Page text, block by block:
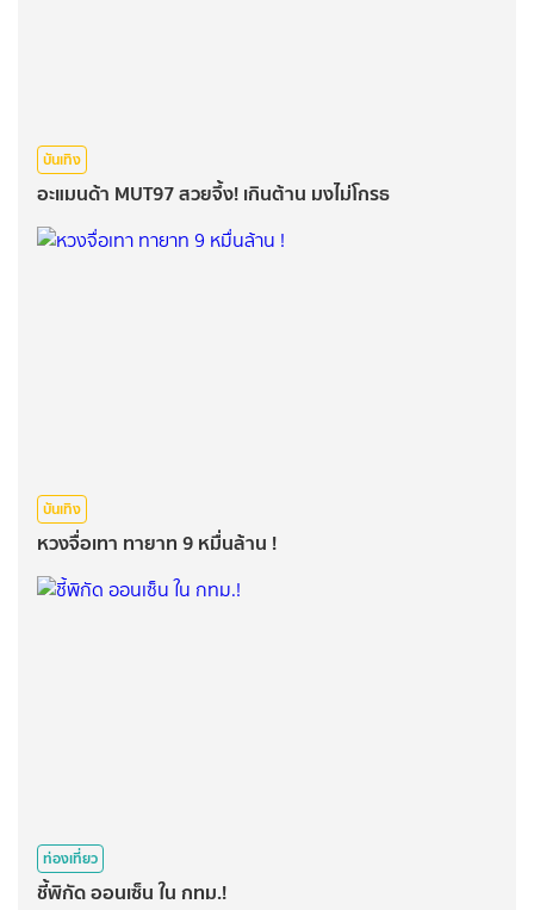
บันเทิง
อะแมนด้า MUT97 สวยจึ้ง! เกินต้าน มงไม่โกรธ
บันเทิง
หวงจื่อเทา ทายาท 9 หมื่นล้าน !
ท่องเที่ยว
ชี้พิกัด ออนเซ็น ใน กทม.!